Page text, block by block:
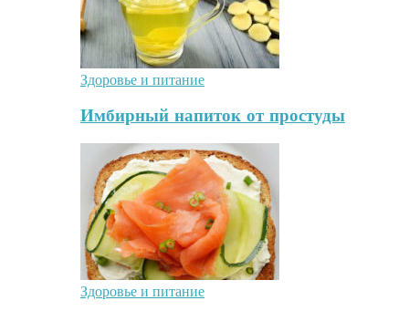
Здоровье и питание
Имбирный напиток от простуды
Здоровье и питание